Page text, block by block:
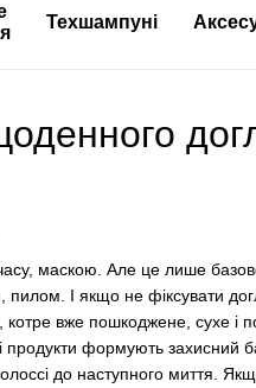
Техшампуні
маскою. Але це лише
пилом. І якщо не фіксувати
вже пошкоджене, сухе і
формують захисний
до наступного миття.